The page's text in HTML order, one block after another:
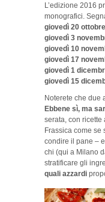
L’edizione 2016
monografici.
giovedì 20
giovedì 3
giovedì 10
giovedì 17
giovedì 1
giovedì 15
Noterete che due
Ebbene sì, ma
serata, con ricette
Frassica come se
condire il pane –
chi (qui a Milano
stratificare gli
quali azzardi